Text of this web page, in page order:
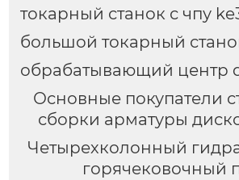
токарный станок с чпу
большой токарный
обрабатывающий центр
Основные покупатели
сборки арматуры
Четырехколонный
горячековочный